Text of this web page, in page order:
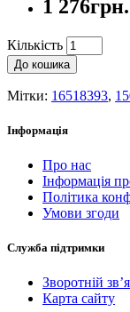
1 276грн.
Кількість
До кошика
Мітки: 16518393,
Інформація
Про нас
Інформація
Політика
Умови згоди
Служба підтримки
Зворотній
Карта сайту